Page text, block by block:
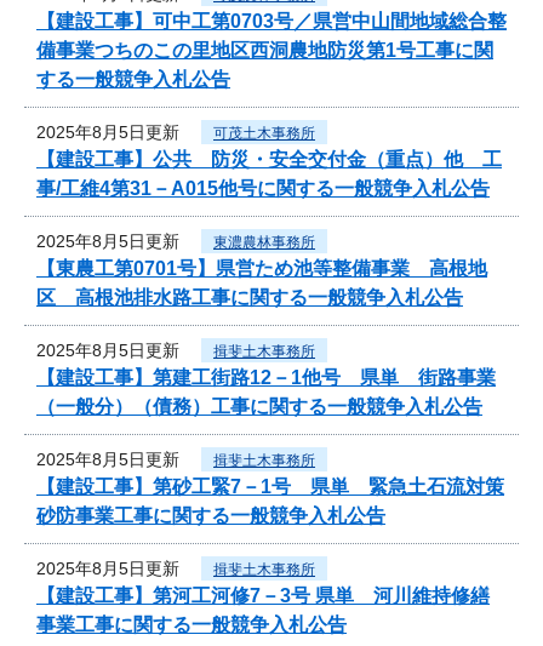
【建設工事】可中工第0703号／県営中山間地域総合整
備事業つちのこの里地区西洞農地防災第1号工事に関
する一般競争入札公告
2025年8月5日更新 可茂土木事務所
【建設工事】公共 防災・安全交付金（重点）他 工
事/工維4第31－A015他号に関する一般競争入札公告
2025年8月5日更新 東濃農林事務所
【東農工第0701号】県営ため池等整備事業 高根地
区 高根池排水路工事に関する一般競争入札公告
2025年8月5日更新 揖斐土木事務所
【建設工事】第建工街路12－1他号 県単 街路事業
（一般分）（債務）工事に関する一般競争入札公告
2025年8月5日更新 揖斐土木事務所
【建設工事】第砂工緊7－1号 県単 緊急土石流対策
砂防事業工事に関する一般競争入札公告
2025年8月5日更新 揖斐土木事務所
【建設工事】第河工河修7－3号 県単 河川維持修繕
事業工事に関する一般競争入札公告